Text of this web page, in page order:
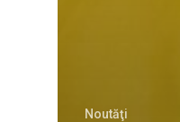
Noutăţi